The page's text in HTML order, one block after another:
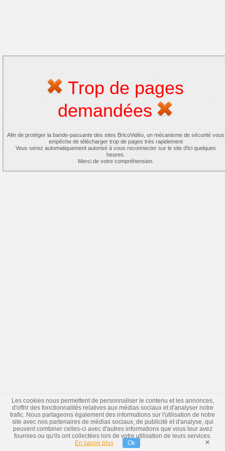
Trop de pages
demandées
Afin de protéger la bande-passante des sites BricoVidéo, un mécanisme de sécurité vous
empêche de télécharger trop de pages très rapidement
Vous serez automatiquement autorisé à vous reconnecter sur le site d'ici quelques
heures.
Merci de votre compréhension.
Les cookies nous permettent de personnaliser le contenu et les annonces,
d'offrir des fonctionnalités relatives aux médias sociaux et d'analyser notre
trafic. Nous partageons également des informations sur l'utilisation de notre
site avec nos partenaires de médias sociaux, de publicité et d'analyse, qui
peuvent combiner celles-ci avec d'autres informations que vous leur avez
fournies ou qu'ils ont collectées lors de votre utilisation de leurs services.
En savoir plus
Ok ×